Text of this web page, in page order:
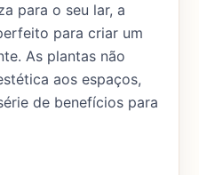
para o seu lar, a
para criar um
As plantas não
aos espaços,
de benefícios para